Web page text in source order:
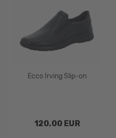
Ecco Irving Slip-on
120,00 EUR